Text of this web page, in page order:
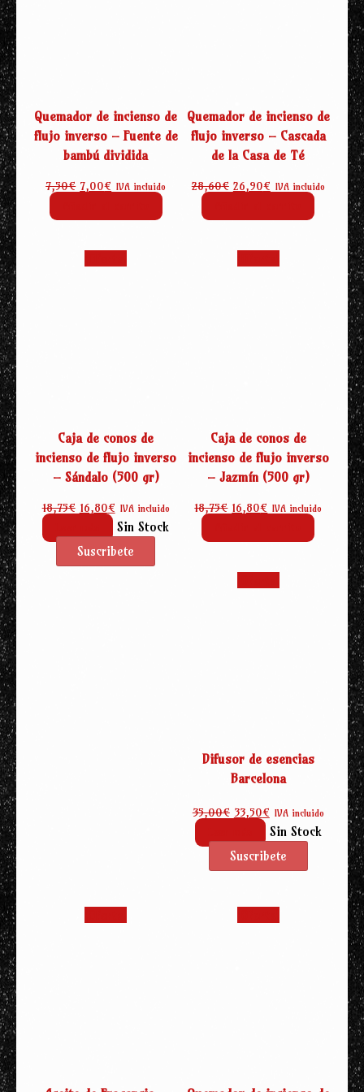
Quemador de incienso de
flujo inverso – Fuente de
bambú dividida
7,50€ El
original
7,50€.
7,00€ El
actual
7,00€.
IVA incluido
Quemador de incienso de
flujo inverso – Cascada
de la Casa de Té
28,60€ El
original
28,60€.
26,90€El
actual
26,90€.
IVA incluido
Caja de conos de
incienso de flujo inverso
– Sándalo (500 gr)
18,75€ El
precio
original
era:
16,80€El
precio
actual
es:
IVA incluido
Sin Stock
Caja de conos de
incienso de flujo inverso
– Jazmín (500 gr)
18,75€ El
original
18,75€.
16,80€ El
actual
16,80€.
IVA incluido
Difusor de esencias
Barcelona
35,00€ El
precio
original
era:
33,50€El
precio
actual
es:
IVA incluido
Sin Stock